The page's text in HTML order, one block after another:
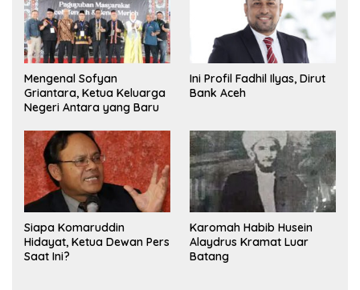
Mengenal Sofyan
Griantara, Ketua Keluarga
Negeri Antara yang Baru
Ini Profil Fadhil Ilyas, Dirut
Bank Aceh
Siapa Komaruddin
Hidayat, Ketua Dewan Pers
Saat Ini?
Karomah Habib Husein
Alaydrus Kramat Luar
Batang